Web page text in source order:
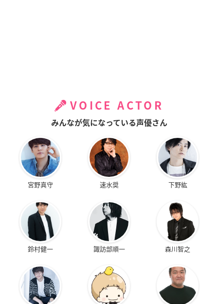
VOICE ACTOR
みんなが気になっている声優さん
宮野真守 速水奨 下野紘
鈴村健一 諏訪部順一 森川智之